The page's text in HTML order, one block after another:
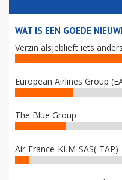
WAT IS EEN GOEDE
Verzin alsjeblieft iets anders
European Airlines Group
The Blue Group
Air-France-KLM-SAS(-TAP)